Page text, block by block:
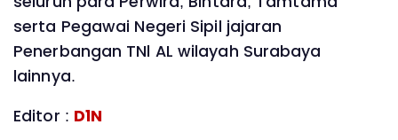
serta Pegawai Negeri Sipil jajaran
Penerbangan TNl AL wilayah Surabaya
lainnya.
Editor : D1N